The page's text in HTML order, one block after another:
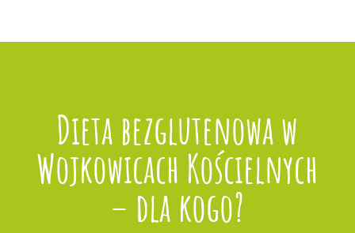
Dieta bezglutenowa w
Wojkowicach Kościelnych
– dla kogo?